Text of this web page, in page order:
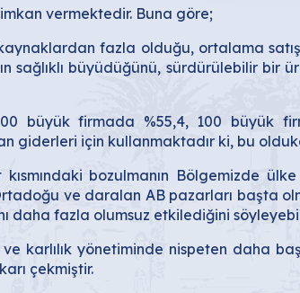
vermektedir. Buna göre;
fazla olduğu, ortalama satış
sağlıklı büyüdüğünü, sürdürülebilir bir
büyük firmada %55,4, 100 büyük
giderleri için kullanmaktadır ki, bu
bozulmanın Bölgemizde
ve daralan AB pazarları başta
daha fazla olumsuz etkilediğini
karlılık yönetiminde nispeten daha
çekmiştir.